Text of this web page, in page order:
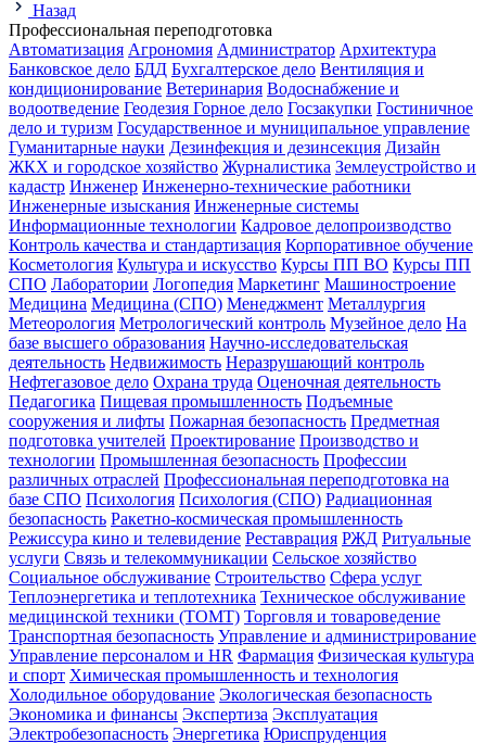
Назад
Профессиональная переподготовка
Автоматизация Агрономия Администратор Архитектура
Банковское дело БДД Бухгалтерское дело Вентиляция и
кондиционирование Ветеринария Водоснабжение и
водоотведение Геодезия Горное дело Госзакупки Гостиничное
дело и туризм Государственное и муниципальное управление
Гуманитарные науки Дезинфекция и дезинсекция Дизайн
ЖКХ и городское хозяйство Журналистика Землеустройство и
кадастр Инженер Инженерно-технические работники
Инженерные изыскания Инженерные системы
Информационные технологии Кадровое делопроизводство
Контроль качества и стандартизация Корпоративное обучение
Косметология Культура и искусство Курсы ПП ВО Курсы ПП
СПО Лаборатории Логопедия Маркетинг Машиностроение
Медицина Медицина (СПО) Менеджмент Металлургия
Метеорология Метрологический контроль Музейное дело На
базе высшего образования Научно-исследовательская
деятельность Недвижимость Неразрушающий контроль
Нефтегазовое дело Охрана труда Оценочная деятельность
Педагогика Пищевая промышленность Подъемные
сооружения и лифты Пожарная безопасность Предметная
подготовка учителей Проектирование Производство и
технологии Промышленная безопасность Профессии
различных отраслей Профессиональная переподготовка на
базе СПО Психология Психология (СПО) Радиационная
безопасность Ракетно-космическая промышленность
Режиссура кино и телевидение Реставрация РЖД Ритуальные
услуги Связь и телекоммуникации Сельское хозяйство
Социальное обслуживание Строительство Сфера услуг
Теплоэнергетика и теплотехника Техническое обслуживание
медицинской техники (ТОМТ) Торговля и товароведение
Транспортная безопасность Управление и администрирование
Управление персоналом и HR Фармация Физическая культура
и спорт Химическая промышленность и технология
Холодильное оборудование Экологическая безопасность
Экономика и финансы Экспертиза Эксплуатация
Электробезопасность Энергетика Юриспруденция